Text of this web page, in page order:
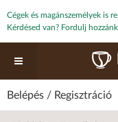
Cégek és magánszemélyek is
Kérdésed van? Fordulj
Belépés / Regisztráció